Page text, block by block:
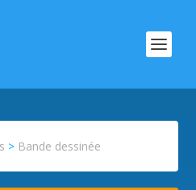
> Bande dessinée